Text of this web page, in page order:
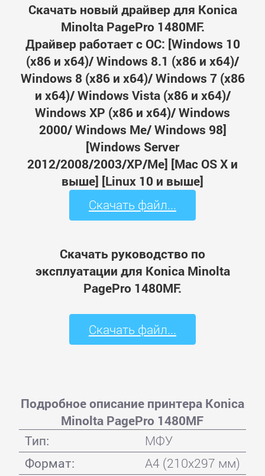
Скачать новый драйвер для Konica
Minolta PagePro 1480MF.
Драйвер работает с ОС: [Windows 10
(x86 и x64)/ Windows 8.1 (x86 и x64)/
Windows 8 (x86 и x64)/ Windows 7 (x86
и x64)/ Windows Vista (x86 и x64)/
Windows XP (x86 и x64)/ Windows
2000/ Windows Me/ Windows 98]
[Windows Server
2012/2008/2003/XP/Me] [Mac OS X и
выше] [Linux 10 и выше]
Скачать файл...
Скачать руководство по
эксплуатации для Konica Minolta
PagePro 1480MF.
Скачать файл...
Подробное описание принтера Konica
Minolta PagePro 1480MF
Тип:
МФУ
Формат:
A4 (210x297 мм)